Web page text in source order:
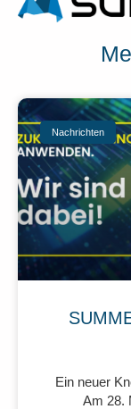
Nachrichten
Ein neuer
Am 28.